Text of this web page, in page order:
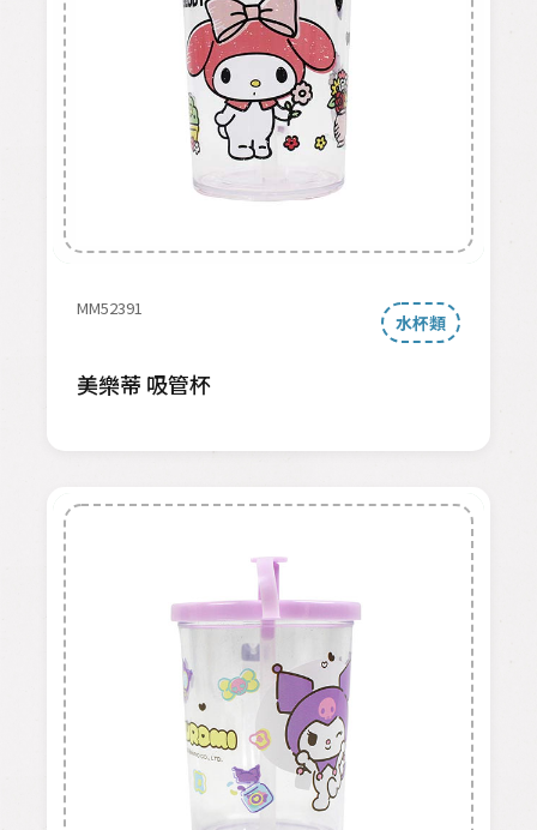
MM52391
水杯類
美樂蒂 吸管杯